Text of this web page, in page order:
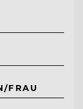
FRAU